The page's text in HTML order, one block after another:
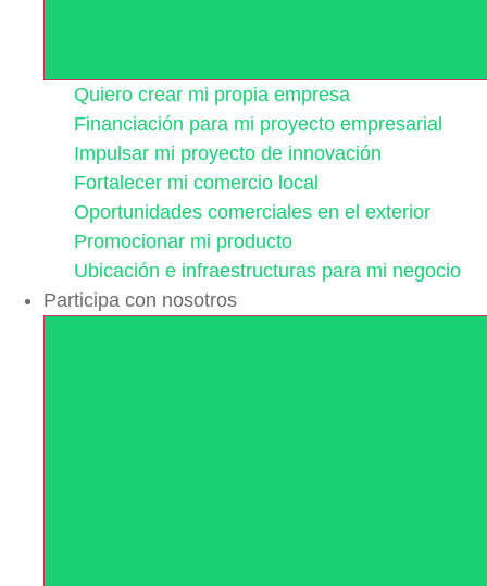
Quiero crear mi propia empresa
Financiación para mi proyecto empresarial
Impulsar mi proyecto de innovación
Fortalecer mi comercio local
Oportunidades comerciales en el exterior
Promocionar mi producto
Ubicación e infraestructuras para mi negocio
Participa con nosotros